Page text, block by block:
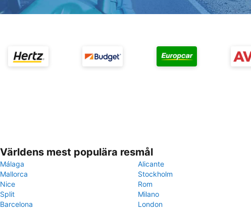
Världens mest populära resmål
Málaga
Alicante
Mallorca
Stockholm
Nice
Rom
Split
Milano
Barcelona
London